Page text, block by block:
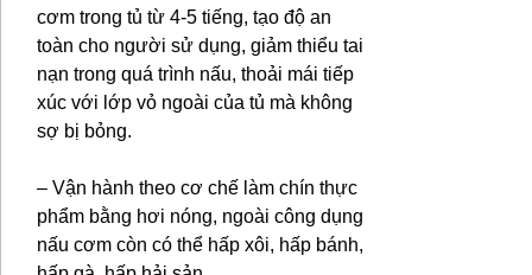
cơm trong tủ từ 4-5 tiếng, tạo độ an
toàn cho người sử dụng, giảm thiểu tai
nạn trong quá trình nấu, thoải mái tiếp
xúc với lớp vỏ ngoài của tủ mà không
sợ bị bỏng.
– Vận hành theo cơ chế làm chín thực
phẩm bằng hơi nóng, ngoài công dụng
nấu cơm còn có thể hấp xôi, hấp bánh,